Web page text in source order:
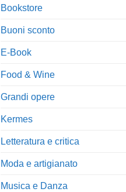
Bookstore
Buoni sconto
E-Book
Food & Wine
Grandi opere
Kermes
Letteratura e critica
Moda e artigianato
Musica e Danza